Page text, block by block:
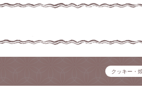
クッキー・